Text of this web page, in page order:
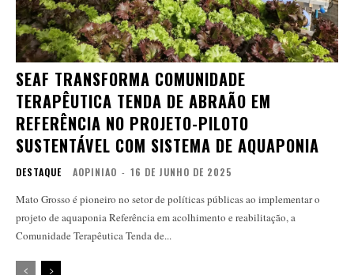
SEAF TRANSFORMA COMUNIDADE
TERAPÊUTICA TENDA DE ABRAÃO EM
REFERÊNCIA NO PROJETO-PILOTO
SUSTENTÁVEL COM SISTEMA DE AQUAPONIA
DESTAQUE AOPINIAO - 16 DE JUNHO DE 2025
Mato Grosso é pioneiro no setor de políticas públicas ao implementar o
projeto de aquaponia Referência em acolhimento e reabilitação, a
Comunidade Terapêutica Tenda de...